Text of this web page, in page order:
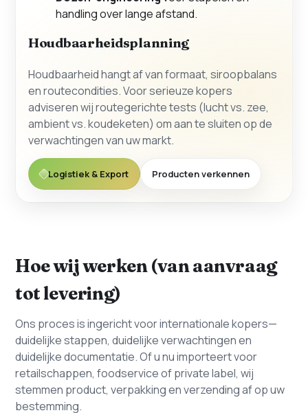
handling over lange afstand.
Houdbaarheidsplanning
Houdbaarheid hangt af van formaat, siroopbalans
en routecondities. Voor serieuze kopers
adviseren wij routegerichte tests (lucht vs. zee,
ambient vs. koudeketen) om aan te sluiten op de
verwachtingen van uw markt.
Logistiek & Export Producten verkennen
Hoe wij werken (van aanvraag
tot levering)
Ons proces is ingericht voor internationale kopers—
duidelijke stappen, duidelijke verwachtingen en
duidelijke documentatie. Of u nu importeert voor
retailschappen, foodservice of private label, wij
stemmen product, verpakking en verzending af op uw
bestemming.